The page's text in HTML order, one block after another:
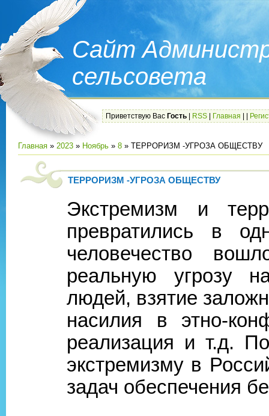
Сайт
сельсовета
Приветствую Вас Гость RSS Главная
Главная » 2023 » Ноябрь » 8 » ТЕРРОРИЗМ -УГРОЗА ОБЩЕСТВУ
ТЕРРОРИЗМ -УГРОЗА ОБЩЕСТВУ
Экстремизм и
превратились в
человечество
реальную угрозу
людей, взятие
насилия в этно-
реализация и т.д.
экстремизму в
задач обеспечения